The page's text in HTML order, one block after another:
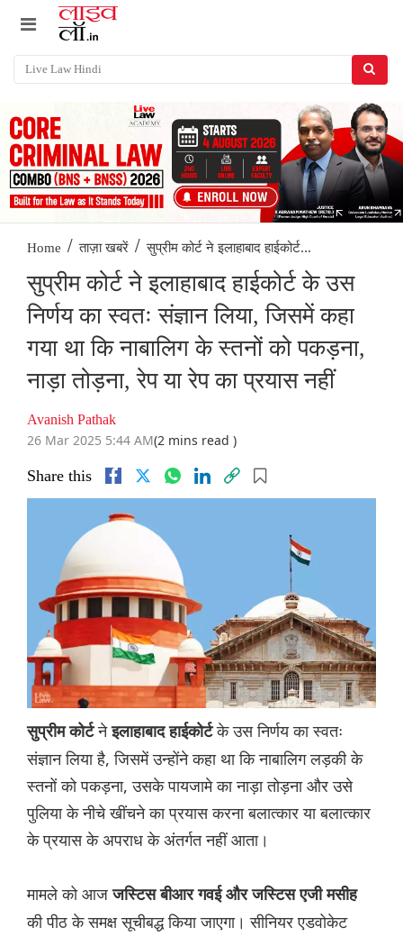
Home / ताज़ा खबरें / सुप्रीम कोर्ट ने इलाहाबाद हाईकोर्ट...
सुप्रीम कोर्ट ने इलाहाबाद हाईकोर्ट के उस
निर्णय का स्वतः संज्ञान लिया, जिसमें कहा
गया था कि नाबालिग के स्तनों को पकड़ना,
नाड़ा तोड़ना, रेप या रेप का प्रयास नहीं
Avanish Pathak
26 Mar 2025 5:44 AM(2 mins read )
Share this
सुप्रीम कोर्टनेइलाहाबाद हाईकोर्टके उस निर्णय का स्वतः
संज्ञान लिया है, जिसमें उन्होंने कहा था कि नाबालिग लड़की के
स्तनों को पकड़ना, उसके पायजामे का नाड़ा तोड़ना और उसे
पुलिया के नीचे खींचने का प्रयास करना बलात्कार या बलात्कार
के प्रयास के अपराध के अंतर्गत नहीं आता।
मामले को आजजस्टिस बीआर गवई और जस्टिस एजी मसीह
की पीठ के समक्ष सूचीबद्ध किया जाएगा। सीनियर एडवोकेट